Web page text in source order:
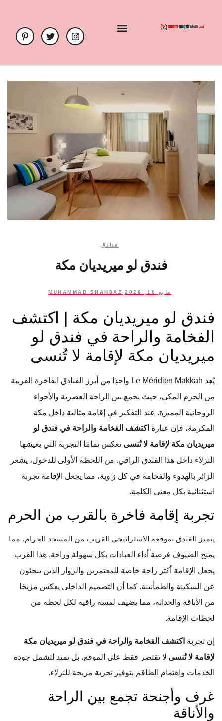
فنادق
فندق لو ميريديان مكة
مايو 18, 2026 MUHAMMAD SHAHBAZ
فندق لو ميريديان مكة | اكتشف
الفخامة والراحة في فندق لو
ميريديان مكة لإقامة لا تُنسى
يُعد Le Méridien Makkah واحدًا من أبرز الفنادق الفاخرة القريبة
من الحرم المكي، حيث يجمع بين الراحة العصرية والأجواء
الروحانية المميزة. عند التفكير في إقامة مثالية داخل مكة
المكرمة، فإن عبارة اكتشف الفخامة والراحة في فندق لو
ميريديان مكة لإقامة لا تُنسى تعكس تمامًا التجربة التي يعيشها
النزلاء داخل هذا الفندق الراقي. من اللحظة الأولى للدخول، يشعر
الزائر بالهدوء والفخامة في كل زاوية، مما يجعل الإقامة تجربة
استثنائية بكل معنى الكلمة.
تجربة إقامة فاخرة بالقرب من الحرم
يتميز الفندق بموقعه الاستراتيجي القريب من المسجد الحرام، مما
يمنح الضيوف فرصة أداء العبادات بكل سهولة وراحة. هذا القرب
يجعل الإقامة أكثر راحة خاصة للمعتمرين والزوار الذين يبحثون
عن السكينة والطمأنينة. كما أن التصميم الداخلي يعكس مزيجًا
من الأناقة والحداثة، مما يضيف لمسة راقية لكل لحظة من
لحظات الإقامة.
إن تجربة اكتشف الفخامة والراحة في فندق لو ميريديان مكة
لإقامة لا تُنسى لا تقتصر فقط على الموقع، بل تمتد لتشمل جودة
الخدمات واهتمام الطاقم بتوفير تجربة مريحة للنزلاء.
غرف وأجنحة تجمع بين الراحة
والأناقة